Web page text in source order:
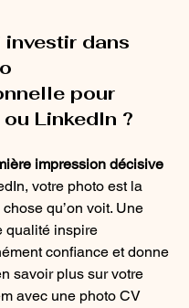
investir dans
pour
LinkedIn ?
impression décisive
votre photo est la
qu’on voit. Une
qualité inspire
confiance et donne
savoir plus sur votre
avec une photo CV